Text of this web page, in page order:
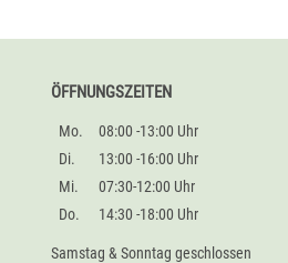
ÖFFNUNGSZEITEN
Mo.
08:00 -13:00 Uhr
Di.
13:00 -16:00 Uhr
Mi.
07:30-12:00 Uhr
Do.
14:30 -18:00 Uhr
Samstag & Sonntag geschlossen